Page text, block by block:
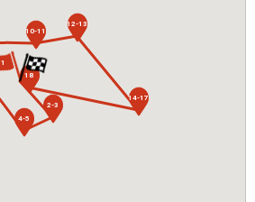
1
2-3
4-5
10-11
12-13
14-17
18